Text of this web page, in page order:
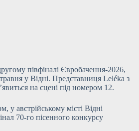
півфіналі Євробачення-2026,
у Відні. Представниця Leléka з
на сцені під номером 12.
у австрійському місті Відні
70-го пісенного конкурсу